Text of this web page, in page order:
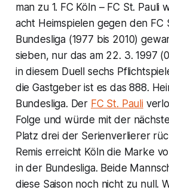
man zu 1. FC Köln – FC St. Pauli
acht Heimspielen gegen den FC
Bundesliga (1977 bis 2010)
sieben, nur das am 22. 3. 1997
in diesem Duell sechs
die Gastgeber ist es das 888.
Bundesliga. Der FC St. Pauli
Folge und würde mit der
Platz drei der Serienverlierer
Remis erreicht Köln die Marke
in der Bundesliga. Beide
diese Saison noch nicht zu null.